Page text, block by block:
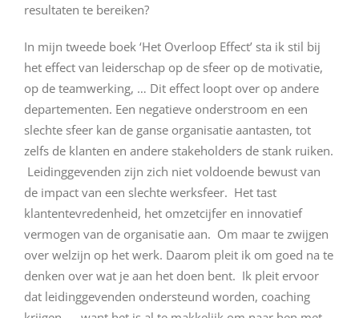
resultaten te bereiken?
In mijn tweede boek ‘Het Overloop Effect’ sta ik stil bij
het effect van leiderschap op de sfeer op de motivatie,
op de teamwerking, … Dit effect loopt over op andere
departementen. Een negatieve onderstroom en een
slechte sfeer kan de ganse organisatie aantasten, tot
zelfs de klanten en andere stakeholders de stank ruiken.
Leidinggevenden zijn zich niet voldoende bewust van
de impact van een slechte werksfeer. Het tast
klantentevredenheid, het omzetcijfer en innovatief
vermogen van de organisatie aan. Om maar te zwijgen
over welzijn op het werk. Daarom pleit ik om goed na te
denken over wat je aan het doen bent. Ik pleit ervoor
dat leidinggevenden ondersteund worden, coaching